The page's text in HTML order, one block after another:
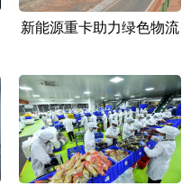
新能源重卡助力绿色物流